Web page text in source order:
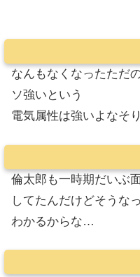
なんもなくなったただ
ソ強いという
電気属性は強いよなそ
倫太郎も一時期だいぶ
してたんだけどそうな
わかるからな…